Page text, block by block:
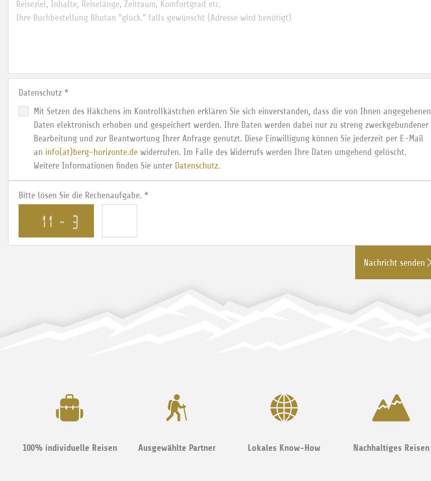
Datenschutz *
Mit Setzen des Häkchens im Kontrollkästchen erklären Sie sich einverstanden, dass die von Ihnen angegebenen
Daten elektronisch erhoben und gespeichert werden. Ihre Daten werden dabei nur zu streng zweckgebundener
Bearbeitung und zur Beantwortung Ihrer Anfrage genutzt. Diese Einwilligung können Sie jederzeit per E-Mail
an info(at)berg-horizonte.de widerrufen. Im Falle des Widerrufs werden Ihre Daten umgehend gelöscht.
Weitere Informationen finden Sie unter Datenschutz.
Bitte lösen Sie die Rechenaufgabe. *
Nachricht senden
100% individuelle Reisen Ausgewählte Partner Lokales Know-How Nachhaltiges Reisen